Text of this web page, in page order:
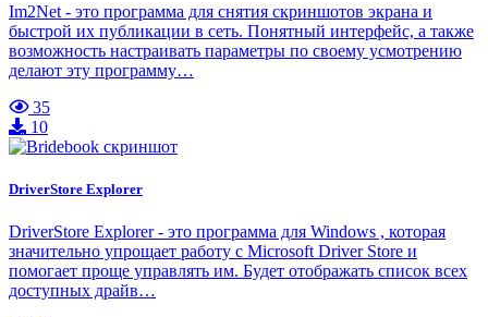
Im2Net - это программа для снятия скриншотов экрана и
быстрой их публикации в сеть. Понятный интерфейс, а также
возможность настраивать параметры по своему усмотрению
делают эту программу…
35
10
DriverStore Explorer
DriverStore Explorer - это программа для Windows , которая
значительно упрощает работу с Microsoft Driver Store и
помогает проще управлять им. Будет отображать список всех
доступных драйв…